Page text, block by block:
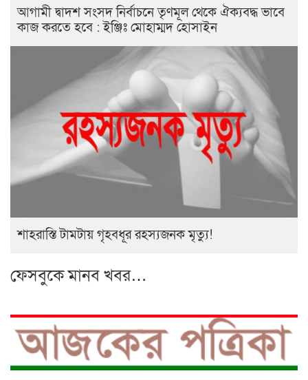
আগামী দ্বাদশ সংসদ নির্বাচনে তৃণমূল থেকে ঐক্যবদ্ধ ভাবে
কাজ করতে হবে : ইঞ্জিঃ মোহাম্মদ হোসাইন
শাহরাস্তি টামটায় গৃহবধূর রহস্যজনক মৃত্যু!
ফেসবুকে মানব খবর…